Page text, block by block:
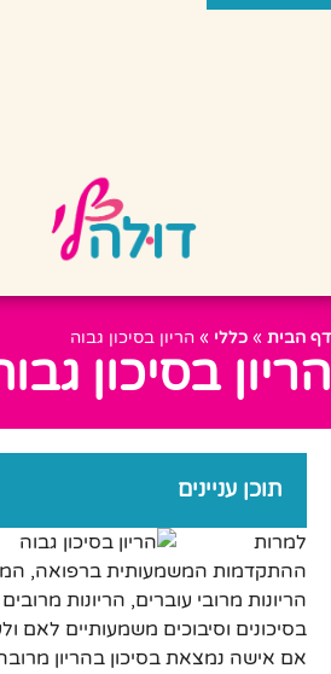
דף הבית » כללי » הריון בסיכון גבוה
הריון בסיכון
תוכן עניינים
למרות
ההתקדמות המשמעותית ברפואה,
הריונות מרובי עוברים, הריונות
בסיכונים וסיבוכים משמעותיים לאם
אם אישה נמצאת בסיכון בהריון